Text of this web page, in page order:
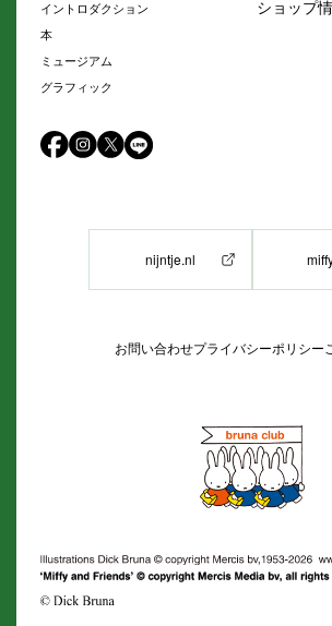
イントロダクション
本
ミュージアム
グラフィック
ショップ
nijntje.nl
お問い合わせプライバシーポリシー